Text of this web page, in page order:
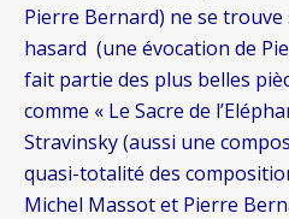
Pierre Bernard) ne se
hasard (une évocation de
fait partie des plus belles
comme « Le Sacre de
Stravinsky (aussi une
quasi-totalité des
Michel Massot et Pierre